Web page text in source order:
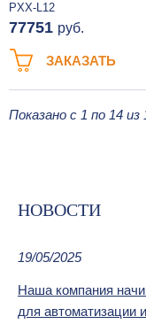
PXX-L12
77751 руб.
ЗАКАЗАТЬ
Показано с 1 по 14 из
НОВОСТИ
19/05/2025
Наша компания
для автоматизации